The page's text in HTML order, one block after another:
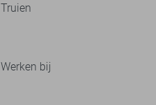
Truien
Werken bij